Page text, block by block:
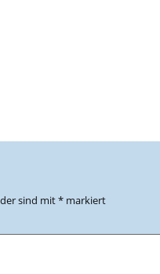
sind mit* markiert